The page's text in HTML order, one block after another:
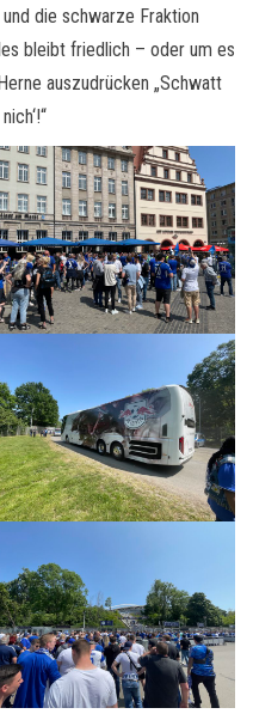
die schwarze Fraktion
bleibt friedlich – oder um es
auszudrücken „Schwatt